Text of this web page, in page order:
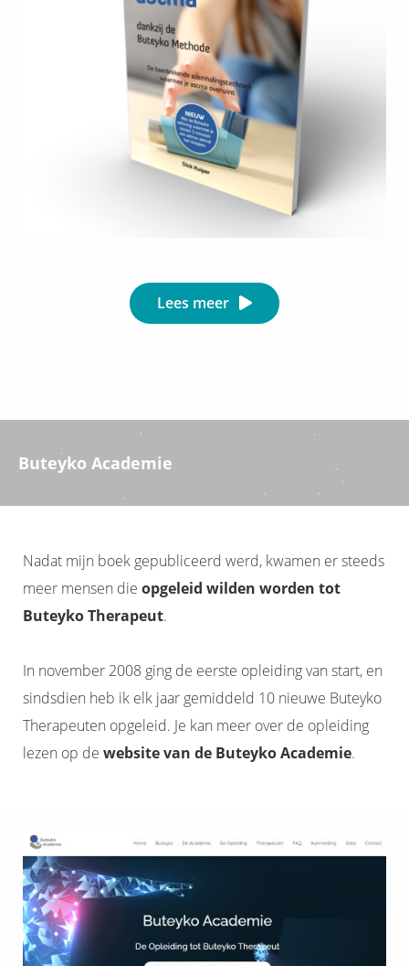
Lees meer
Buteyko Academie
Nadat mijn boek gepubliceerd werd, kwamen er steeds
meer mensen die opgeleid wilden worden tot
Buteyko Therapeut.
In november 2008 ging de eerste opleiding van start, en
sindsdien heb ik elk jaar gemiddeld 10 nieuwe Buteyko
Therapeuten opgeleid. Je kan meer over de opleiding
lezen op de website van de Buteyko Academie.